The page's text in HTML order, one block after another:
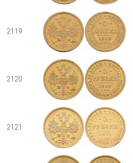
2119
2120
2121